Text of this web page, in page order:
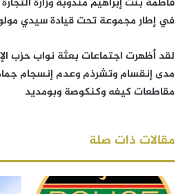
في إطار مجموعة تحت قيادة سيدي
لقد أظهرت اجتماعات بعثة نواب حزب
مدى إنقسام وتشرذم وعدم إنسجام
مقاطعات كيفه وكنكوصة وبومديد
مقالات ذات صلة